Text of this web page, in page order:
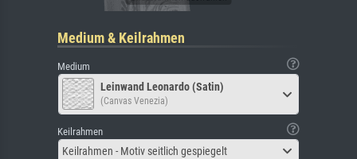
Medium & Keilrahmen
Medium
Leinwand Leonardo (Satin)
(Canvas Venezia)
Keilrahmen
Keilrahmen - Motiv seitlich gespiegelt